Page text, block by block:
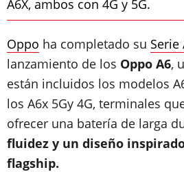
A6X, ambos con 4G y 5G.
Oppo ha completado su Serie
lanzamiento de los Oppo A6,
están incluidos los modelos
los A6x 5Gy 4G, terminales
ofrecer una batería de larga
fluidez y un diseño
flagship.